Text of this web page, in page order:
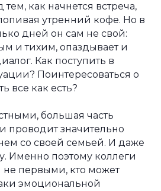
как начнется встреча,
утренний кофе. Но в
дней он сам не свой:
и тихим, опаздывает и
Как поступить в
Поинтересоваться о
все как есть?
большая часть
проводит значительно
со своей семьей. И даже
Именно поэтому коллеги
не первыми, кто может
эмоциональной